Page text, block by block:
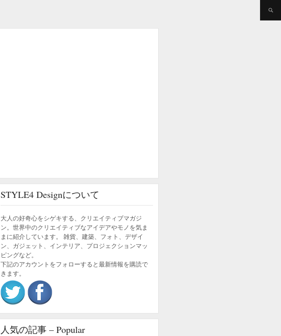
STYLE4 Designについて
大人の好奇心をシゲキする、クリエイティブマガジ
ン。世界中のクリエイティブなアイデアやモノを気ま
まに紹介しています。 雑貨、建築、フォト、デザイ
ン、ガジェット、インテリア、プロジェクションマッ
ピングなど。
下記のアカウントをフォローすると最新情報を購読で
きます。
人気の記事 – Popular